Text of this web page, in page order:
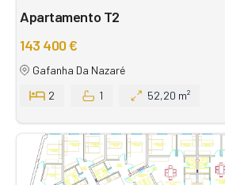
Apartamento T2
143 400 €
Gafanha Da Nazaré
2
1 52,20 m²